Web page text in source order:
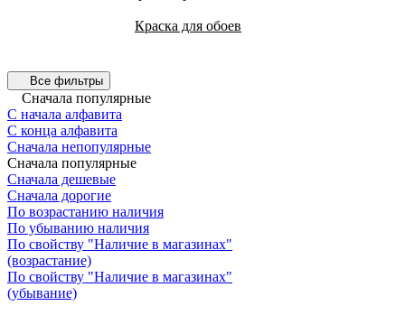
Краска для обоев
Все фильтры
Сначала популярные
С начала алфавита
С конца алфавита
Сначала непопулярные
Сначала популярные
Сначала дешевые
Сначала дорогие
По возрастанию наличия
По убыванию наличия
По свойству "Наличие в магазинах"
(возрастание)
По свойству "Наличие в магазинах"
(убывание)